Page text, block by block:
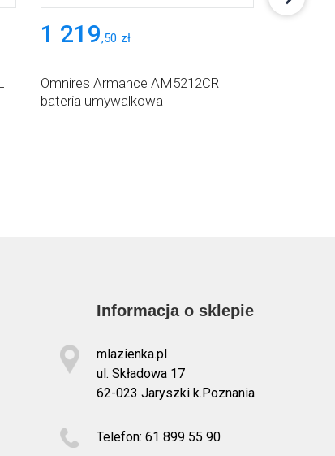
1 219,50 zł
Omnires Armance AM5212CR
bateria umywalkowa
Informacja o sklepie
mlazienka.pl
ul. Składowa 17
62-023 Jaryszki k.Poznania
Telefon: 61 899 55 90